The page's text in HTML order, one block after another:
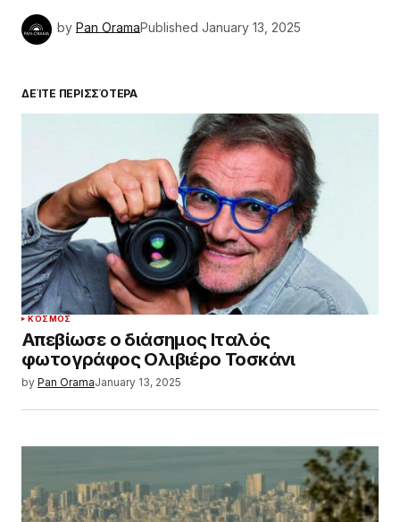
by Pan OramaPublished January 13, 2025
ΔΕΊΤΕ ΠΕΡΙΣΣΌΤΕΡΑ
ΚΌΣΜΟΣ
Απεβίωσε ο διάσημος Ιταλός
φωτογράφος Ολιβιέρο Τοσκάνι
by Pan OramaJanuary 13, 2025